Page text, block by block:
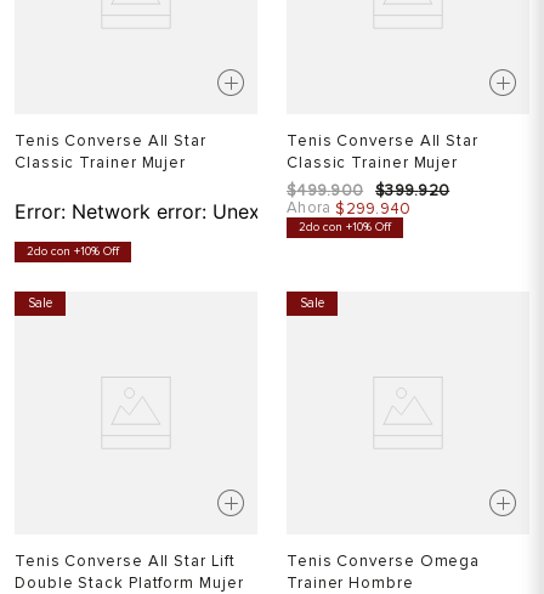
Tenis Converse All Star
Classic Trainer Mujer
Error: Network error: Unexpected token T in JSON at
2do con +10% Off
Tenis Converse All Star
Classic Trainer Mujer
$499.900 $399.920
Ahora $299.940
2do con +10% Off
Sale
Tenis Converse All Star Lift
Double Stack Platform Mujer
Sale
Tenis Converse Omega
Trainer Hombre